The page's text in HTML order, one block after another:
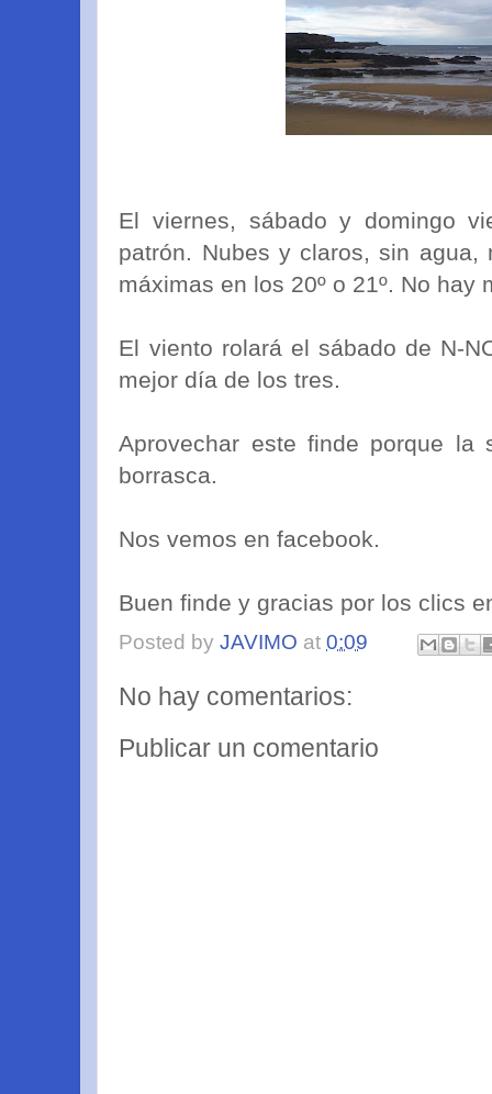
El viernes, sábado y domingo
patrón. Nubes y claros, sin
máximas en los 20º o 21º. No hay
El viento rolará el sábado de N-
mejor día de los tres.
Aprovechar este finde porque la
borrasca.
Nos vemos en facebook.
Buen finde y gracias por los clics
Posted byJAVIMO at0:09
No hay comentarios:
Publicar un comentario